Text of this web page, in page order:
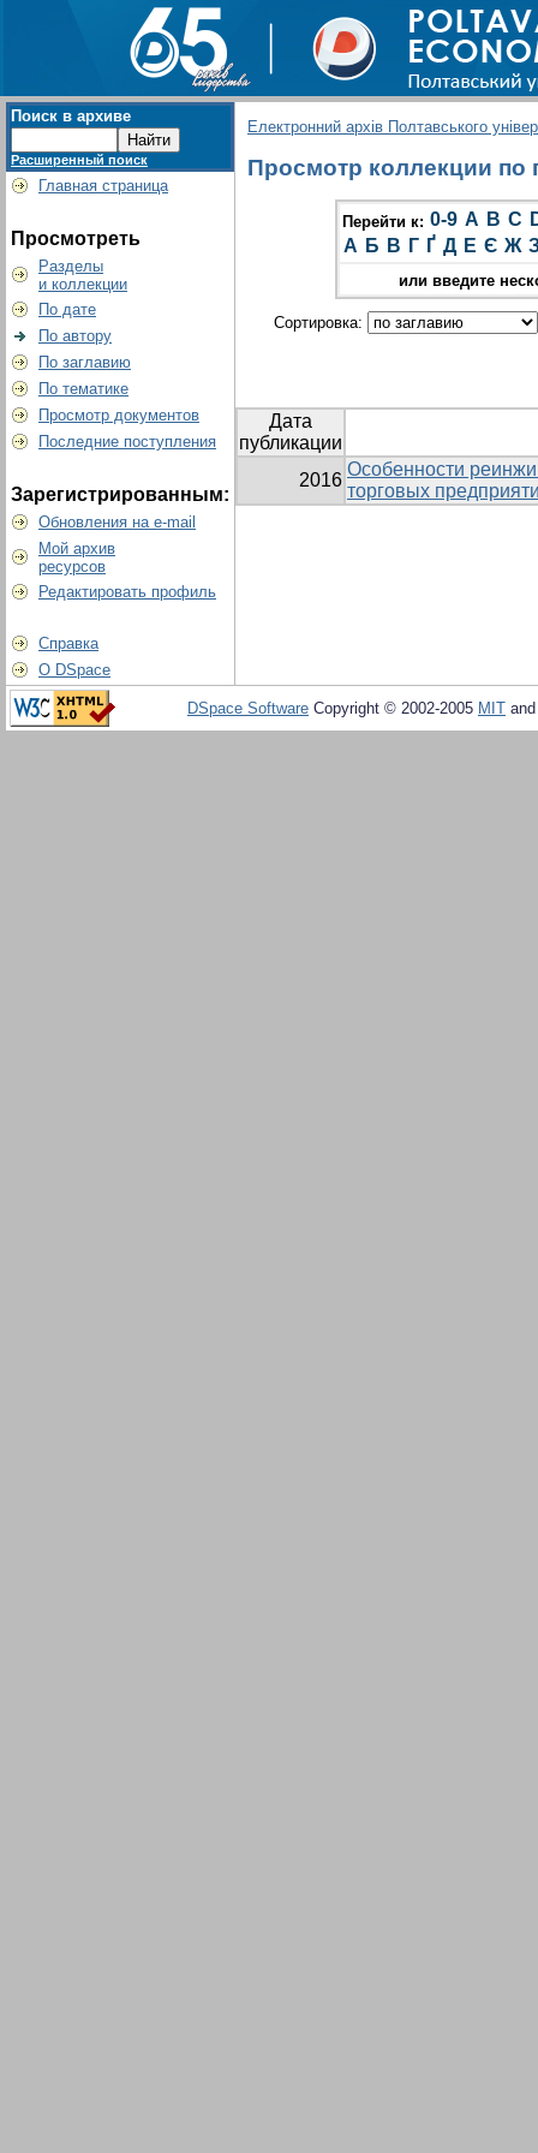
Поиск в архиве
Расширенный поиск
Главная страница
Просмотреть
Разделы
и коллекции
По дате
По автору
По заглавию
По тематике
Просмотр документов
Последние поступления
Зарегистрированным:
Обновления на e-mail
Мой архив
ресурсов
Редактировать профиль
Справка
О DSpace
Електронний архів Полтавського
Просмотр коллекции по
Перейти к: 0-9 A B C
А Б В Г Ґ Д Е Є Ж
или введите
Сортировка:
Дата
публикации
2016
Особенности
торговых
DSpace Software Copyright © 2002-2005 MIT